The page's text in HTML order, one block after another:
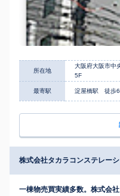
所在地
大阪府大阪市中
5F
最寄駅 淀屋橋駅 徒歩
株式会社タカラコンステレー
一棟物売買実績多数。株式会